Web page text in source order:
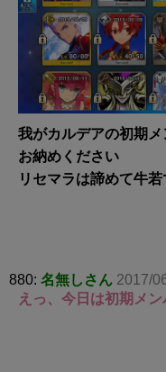
我がカルデアの初期
お納めください
リセマラは諦めて牛
880: 名無しさん 2017/
えっ、今日は初期メ